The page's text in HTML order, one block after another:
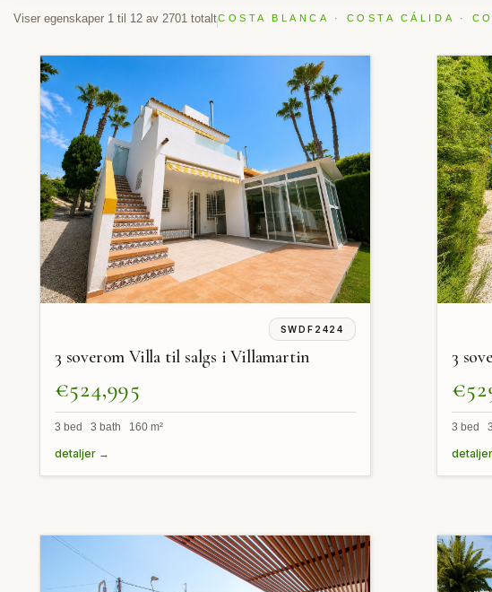
Viser egenskaper 1 til 12 av 2701 totaltCOSTA BLANCA · COSTA CÁLIDA ·
SWDF2424
3 soverom Villa til salgs i Villamartin
€524,995
3 bed 3 bath 160 m²
detaljer →
3
3 bed